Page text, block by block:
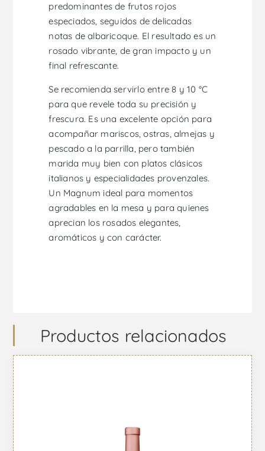
predominantes de frutos rojos
especiados, seguidos de delicadas
notas de albaricoque. El resultado es un
rosado vibrante, de gran impacto y un
final refrescante.
Se recomienda servirlo entre 8 y 10 °C
para que revele toda su precisión y
frescura. Es una excelente opción para
acompañar mariscos, ostras, almejas y
pescado a la parrilla, pero también
marida muy bien con platos clásicos
italianos y especialidades provenzales.
Un Magnum ideal para momentos
agradables en la mesa y para quienes
aprecian los rosados elegantes,
aromáticos y con carácter.
Productos relacionados